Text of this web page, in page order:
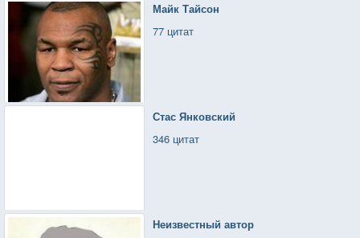
Майк Тайсон
77 цитат
Стас Янковский
346 цитат
Неизвестный автор